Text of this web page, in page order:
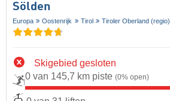
Sölden
Europa Oostenrijk Tirol Tiroler Oberland (regio)
Skigebied gesloten
0 van 145,7 km piste (0% open)